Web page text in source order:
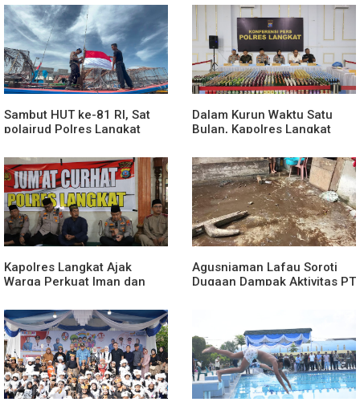
Ketergantungan Gadget
Tingkatkan Kenyamanan
Akses Wisata, Pertanian dan
Perekonomian
Sambut HUT ke-81 RI, Sat
polairud Polres Langkat
Putih kepada Nelayan
Dalam Kurun Waktu Satu
Bulan, Kapolres Langkat
Narkotika, Tindak Pidana
Kriminal, dan Kekerasan
Seksual terhadap Anak
Kapolres Langkat Ajak
Warga Perkuat Iman dan
Safari Jumat Curhat
Agusniaman Lafau Soroti
Dugaan Dampak Aktivitas PT